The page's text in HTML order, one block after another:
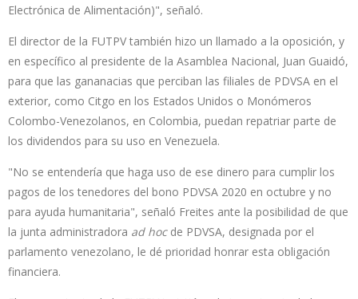
Electrónica de Alimentación)", señaló.
El director de la FUTPV también hizo un llamado a la oposición, y
en específico al presidente de la Asamblea Nacional, Juan Guaidó,
para que las gananacias que perciban las filiales de PDVSA en el
exterior, como Citgo en los Estados Unidos o Monómeros
Colombo-Venezolanos, en Colombia, puedan repatriar parte de
los dividendos para su uso en Venezuela.
"No se entendería que haga uso de ese dinero para cumplir los
pagos de los tenedores del bono PDVSA 2020 en octubre y no
para ayuda humanitaria", señaló Freites ante la posibilidad de que
la junta administradora ad hoc de PDVSA, designada por el
parlamento venezolano, le dé prioridad honrar esta obligación
financiera.